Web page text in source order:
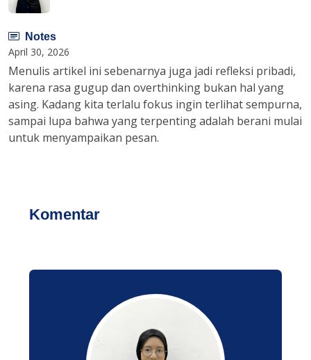
Notes
April 30, 2026
Menulis artikel ini sebenarnya juga jadi refleksi pribadi,
karena rasa gugup dan overthinking bukan hal yang
asing. Kadang kita terlalu fokus ingin terlihat sempurna,
sampai lupa bahwa yang terpenting adalah berani mulai
untuk menyampaikan pesan.
Komentar